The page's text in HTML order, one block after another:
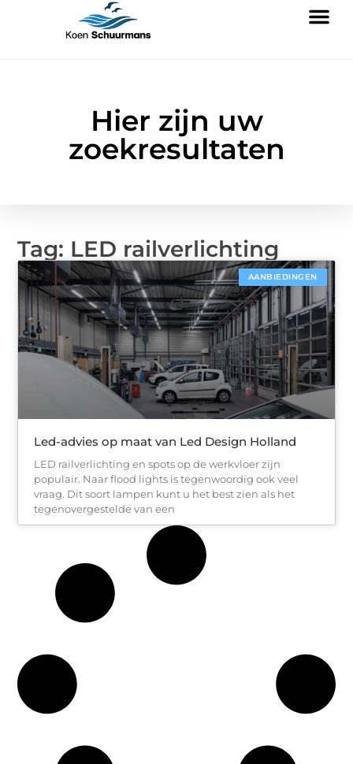
Hier zijn uw
zoekresultaten
Tag: LED railverlichting
AANBIEDINGEN
Led-advies op maat van Led Design Holland
LED railverlichting en spots op de werkvloer zijn
populair. Naar flood lights is tegenwoordig ook veel
vraag. Dit soort lampen kunt u het best zien als het
tegenovergestelde van een